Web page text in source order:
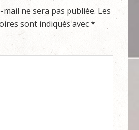
mail ne sera pas publiée. Les
sont indiqués avec*